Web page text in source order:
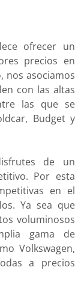
ofrecer un
precios en
nos asociamos
con las altas
las que se
Budget y
de un
Por esta
en el
Ya sea que
voluminosos
gama de
Volkswagen,
a precios